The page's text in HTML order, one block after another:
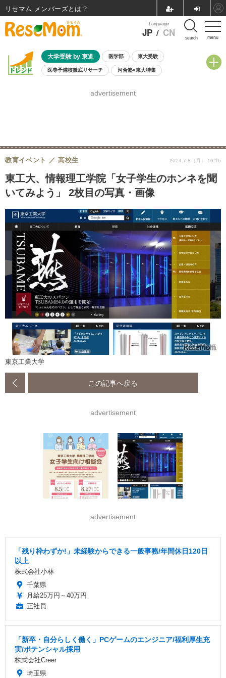
menu
Language
JP / CN search
大学受験 by 東進 医学部 東大受験
医専予備校徹底リサーチ 河合塾×東大特集
8月開催学校説明会・相談会
advertisement
東工大、情報理工学院「女子学生のホンネを聞
いてみよう」 2枚目の写真・画像
教育イベント 高校生 2024.7.8（月） 10:15
東京工業大学
この記事へ戻る
advertisement
advertisement
「残り枠わずか!」未経験からできる一般事務/年間休日120日
以上
株式会社小林
千葉県
月給25万円～40万円
正社員
「新卒・自分らしく働く」PCゲームのエンジニア/福利厚生充
実/ポテンシャル採用
株式会社Creer
埼玉県
リセマム メンバーズ